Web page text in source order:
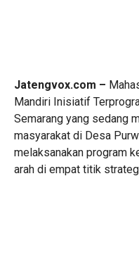
Jatengvox.com –
Mandiri Inisiatif
Semarang yang sedang
masyarakat di Desa
melaksanakan program
arah di empat titik